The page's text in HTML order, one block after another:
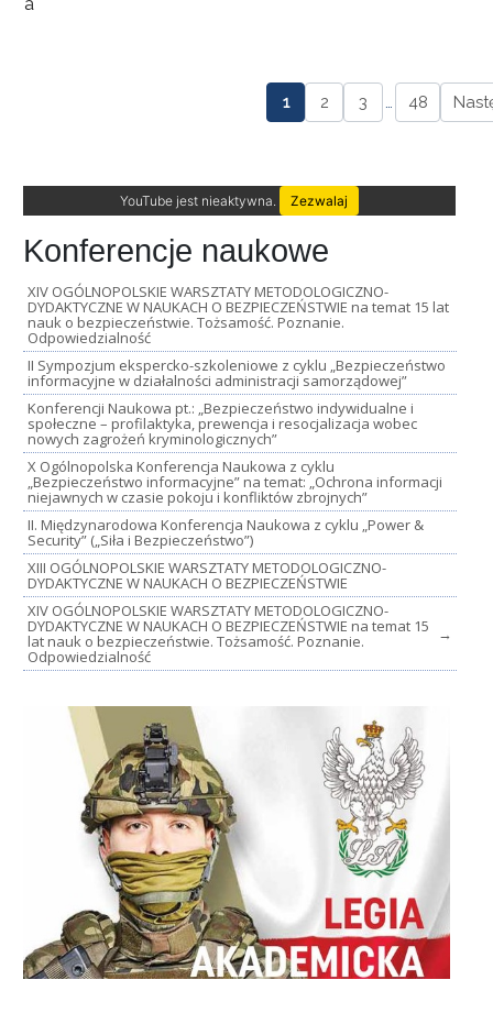
a
1 2 3 … 48
YouTube jest nieaktywna. Zezwalaj
Konferencje naukowe
XIV OGÓLNOPOLSKIE WARSZTATY METODOLOGICZNO-
DYDAKTYCZNE W NAUKACH O BEZPIECZEŃSTWIE na temat 15 lat
nauk o bezpieczeństwie. Tożsamość. Poznanie.
Odpowiedzialność
II Sympozjum ekspercko-szkoleniowe z cyklu „Bezpieczeństwo
informacyjne w działalności administracji samorządowej”
Konferencji Naukowa pt.: „Bezpieczeństwo indywidualne i
społeczne – profilaktyka, prewencja i resocjalizacja wobec
nowych zagrożeń kryminologicznych”
X Ogólnopolska Konferencja Naukowa z cyklu
„Bezpieczeństwo informacyjne” na temat: „Ochrona informacji
niejawnych w czasie pokoju i konfliktów zbrojnych”
II. Międzynarodowa Konferencja Naukowa z cyklu „Power &
Security” („Siła i Bezpieczeństwo”)
XIII OGÓLNOPOLSKIE WARSZTATY METODOLOGICZNO-
DYDAKTYCZNE W NAUKACH O BEZPIECZEŃSTWIE
XIV OGÓLNOPOLSKIE WARSZTATY METODOLOGICZNO-
DYDAKTYCZNE W NAUKACH O BEZPIECZEŃSTWIE na temat 15
lat nauk o bezpieczeństwie. Tożsamość. Poznanie.
Odpowiedzialność
→